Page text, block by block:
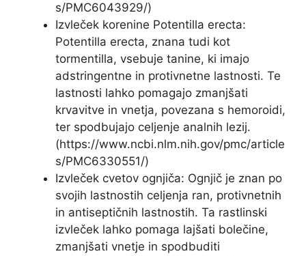
s/PMC6043929/)
Izvleček korenine Potentilla erecta:
Potentilla erecta, znana tudi kot
tormentilla, vsebuje tanine, ki imajo
adstringentne in protivnetne lastnosti. Te
lastnosti lahko pomagajo zmanjšati
krvavitve in vnetja, povezana s hemoroidi,
ter spodbujajo celjenje analnih lezij.
(https://www.ncbi.nlm.nih.gov/pmc/article
s/PMC6330551/)
Izvleček cvetov ognjiča: Ognjič je znan po
svojih lastnostih celjenja ran, protivnetnih
in antiseptičnih lastnostih. Ta rastlinski
izvleček lahko pomaga lajšati bolečine,
zmanjšati vnetje in spodbuditi